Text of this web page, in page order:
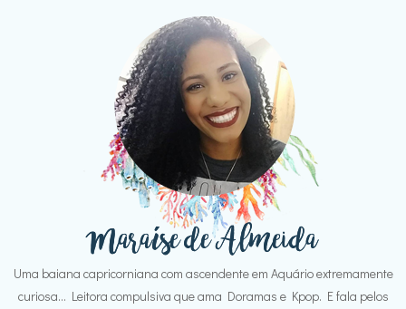
Uma baiana capricorniana com ascendente em Aquário extremamente
curiosa... Leitora compulsiva que ama Doramas e Kpop. E fala pelos